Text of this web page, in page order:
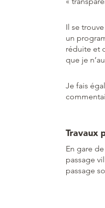
Il se
un
réduite et
que je
Je fais
Travaux
En gare de
passage
passage